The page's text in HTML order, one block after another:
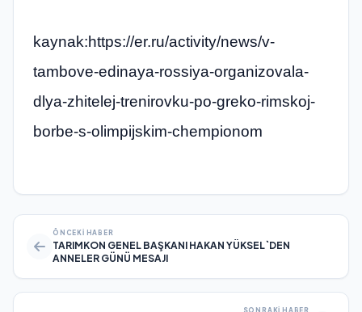
kaynak:https://er.ru/activity/news/v-
tambove-edinaya-rossiya-organizovala-
dlya-zhitelej-trenirovku-po-greko-rimskoj-
borbe-s-olimpijskim-chempionom
ÖNCEKI HABER
TARIMKON GENEL BAŞKANI HAKAN YÜKSEL`DEN
ANNELER GÜNÜ MESAJI
SONRAKI HABER